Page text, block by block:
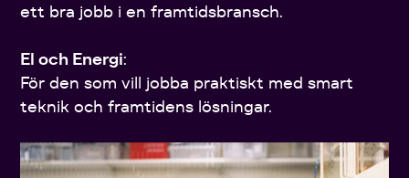
ett bra jobb i en framtidsbransch.
El och Energi:
För den som vill jobba praktiskt med smart
teknik och framtidens lösningar.